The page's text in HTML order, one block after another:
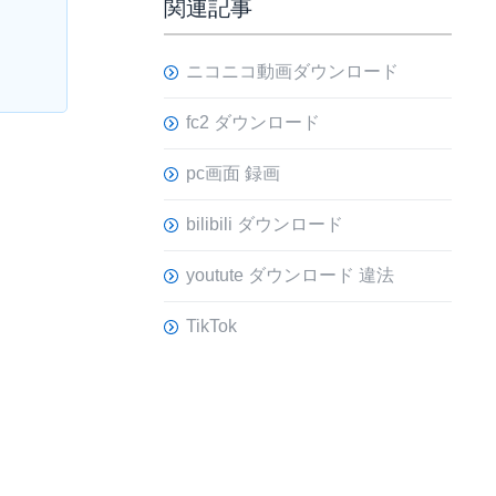
関連記事
ニコニコ動画ダウンロード
fc2 ダウンロード
pc画面 録画
bilibili ダウンロード
youtute ダウンロード 違法
TikTok